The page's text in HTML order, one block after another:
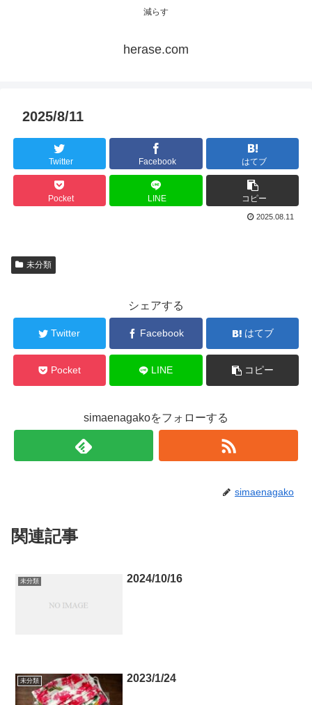
減らす
herase.com
2025/8/11
Twitter Facebook はてブ
Pocket LINE コピー
2025.08.11
未分類
シェアする
Twitter Facebook はてブ
Pocket LINE コピー
simaenagakoをフォローする
simaenagako
関連記事
未分類 2024/10/16
未分類 2023/1/24